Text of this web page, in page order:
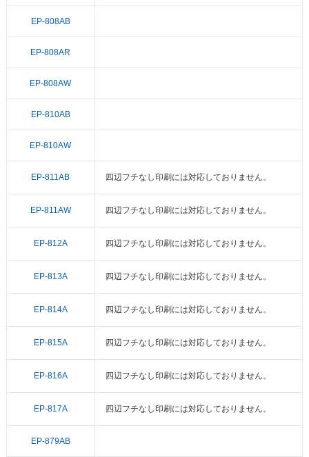
EP-808AB
EP-808AR
EP-808AW
EP-810AB
EP-810AW
EP-811AB 四辺フチなし印刷には対応しておりません。
EP-811AW 四辺フチなし印刷には対応しておりません。
EP-812A 四辺フチなし印刷には対応しておりません。
EP-813A 四辺フチなし印刷には対応しておりません。
EP-814A 四辺フチなし印刷には対応しておりません。
EP-815A 四辺フチなし印刷には対応しておりません。
EP-816A 四辺フチなし印刷には対応しておりません。
EP-817A 四辺フチなし印刷には対応しておりません。
EP-879AB